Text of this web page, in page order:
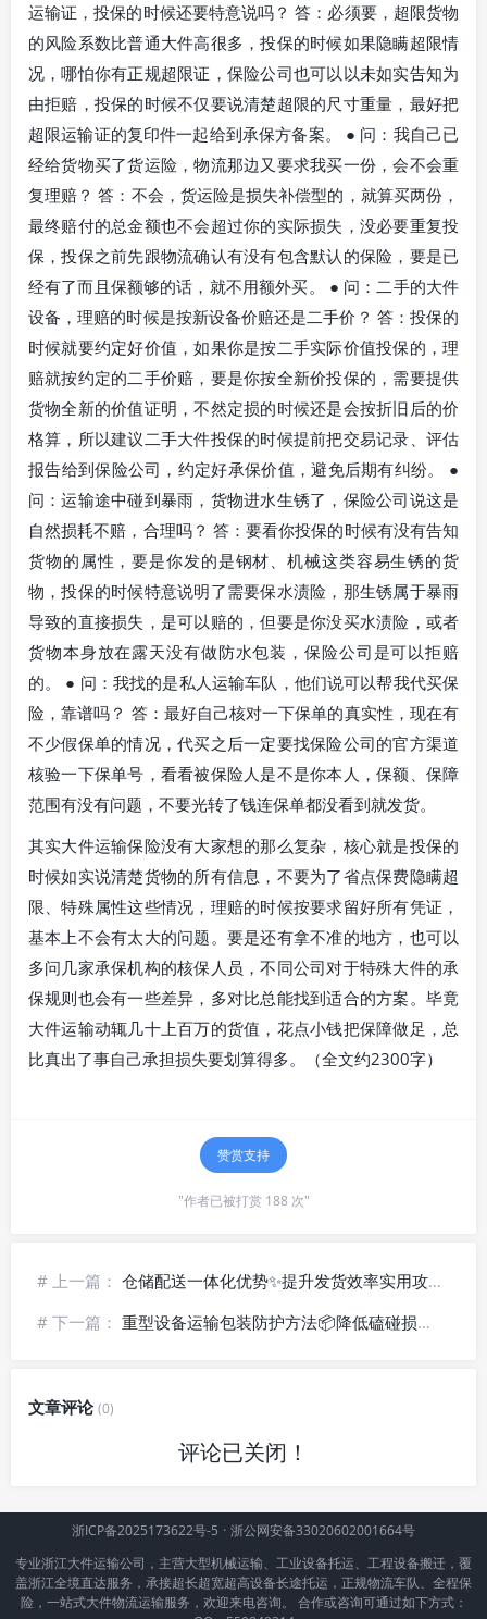
运输证，投保的时候还要特意说吗？ 答：必须要，超限货物
的风险系数比普通大件高很多，投保的时候如果隐瞒超限情
况，哪怕你有正规超限证，保险公司也可以以未如实告知为
由拒赔，投保的时候不仅要说清楚超限的尺寸重量，最好把
超限运输证的复印件一起给到承保方备案。 ● 问：我自己已
经给货物买了货运险，物流那边又要求我买一份，会不会重
复理赔？ 答：不会，货运险是损失补偿型的，就算买两份，
最终赔付的总金额也不会超过你的实际损失，没必要重复投
保，投保之前先跟物流确认有没有包含默认的保险，要是已
经有了而且保额够的话，就不用额外买。 ● 问：二手的大件
设备，理赔的时候是按新设备价赔还是二手价？ 答：投保的
时候就要约定好价值，如果你是按二手实际价值投保的，理
赔就按约定的二手价赔，要是你按全新价投保的，需要提供
货物全新的价值证明，不然定损的时候还是会按折旧后的价
格算，所以建议二手大件投保的时候提前把交易记录、评估
报告给到保险公司，约定好承保价值，避免后期有纠纷。 ●
问：运输途中碰到暴雨，货物进水生锈了，保险公司说这是
自然损耗不赔，合理吗？ 答：要看你投保的时候有没有告知
货物的属性，要是你发的是钢材、机械这类容易生锈的货
物，投保的时候特意说明了需要保水渍险，那生锈属于暴雨
导致的直接损失，是可以赔的，但要是你没买水渍险，或者
货物本身放在露天没有做防水包装，保险公司是可以拒赔
的。 ● 问：我找的是私人运输车队，他们说可以帮我代买保
险，靠谱吗？ 答：最好自己核对一下保单的真实性，现在有
不少假保单的情况，代买之后一定要找保险公司的官方渠道
核验一下保单号，看看被保险人是不是你本人，保额、保障
范围有没有问题，不要光转了钱连保单都没看到就发货。
其实大件运输保险没有大家想的那么复杂，核心就是投保的
时候如实说清楚货物的所有信息，不要为了省点保费隐瞒超
限、特殊属性这些情况，理赔的时候按要求留好所有凭证，
基本上不会有太大的问题。要是还有拿不准的地方，也可以
多问几家承保机构的核保人员，不同公司对于特殊大件的承
保规则也会有一些差异，多对比总能找到适合的方案。毕竟
大件运输动辄几十上百万的货值，花点小钱把保障做足，总
比真出了事自己承担损失要划算得多。（全文约2300字）
赞赏支持
"作者已被打赏 188 次"
# 上一篇： 仓储配送一体化优势✨提升发货效率实用攻略
# 下一篇： 重型设备运输包装防护方法📦降低磕碰损坏风险
文章评论(0)
评论已关闭！
浙ICP备2025173622号-5 · 浙公网安备33020602001664号
专业浙江大件运输公司，主营大型机械运输、工业设备托运、工程设备搬迁，覆
盖浙江全境直达服务，承接超长超宽超高设备长途托运，正规物流车队、全程保
险，一站式大件物流运输服务，欢迎来电咨询。 合作或咨询可通过如下方式：